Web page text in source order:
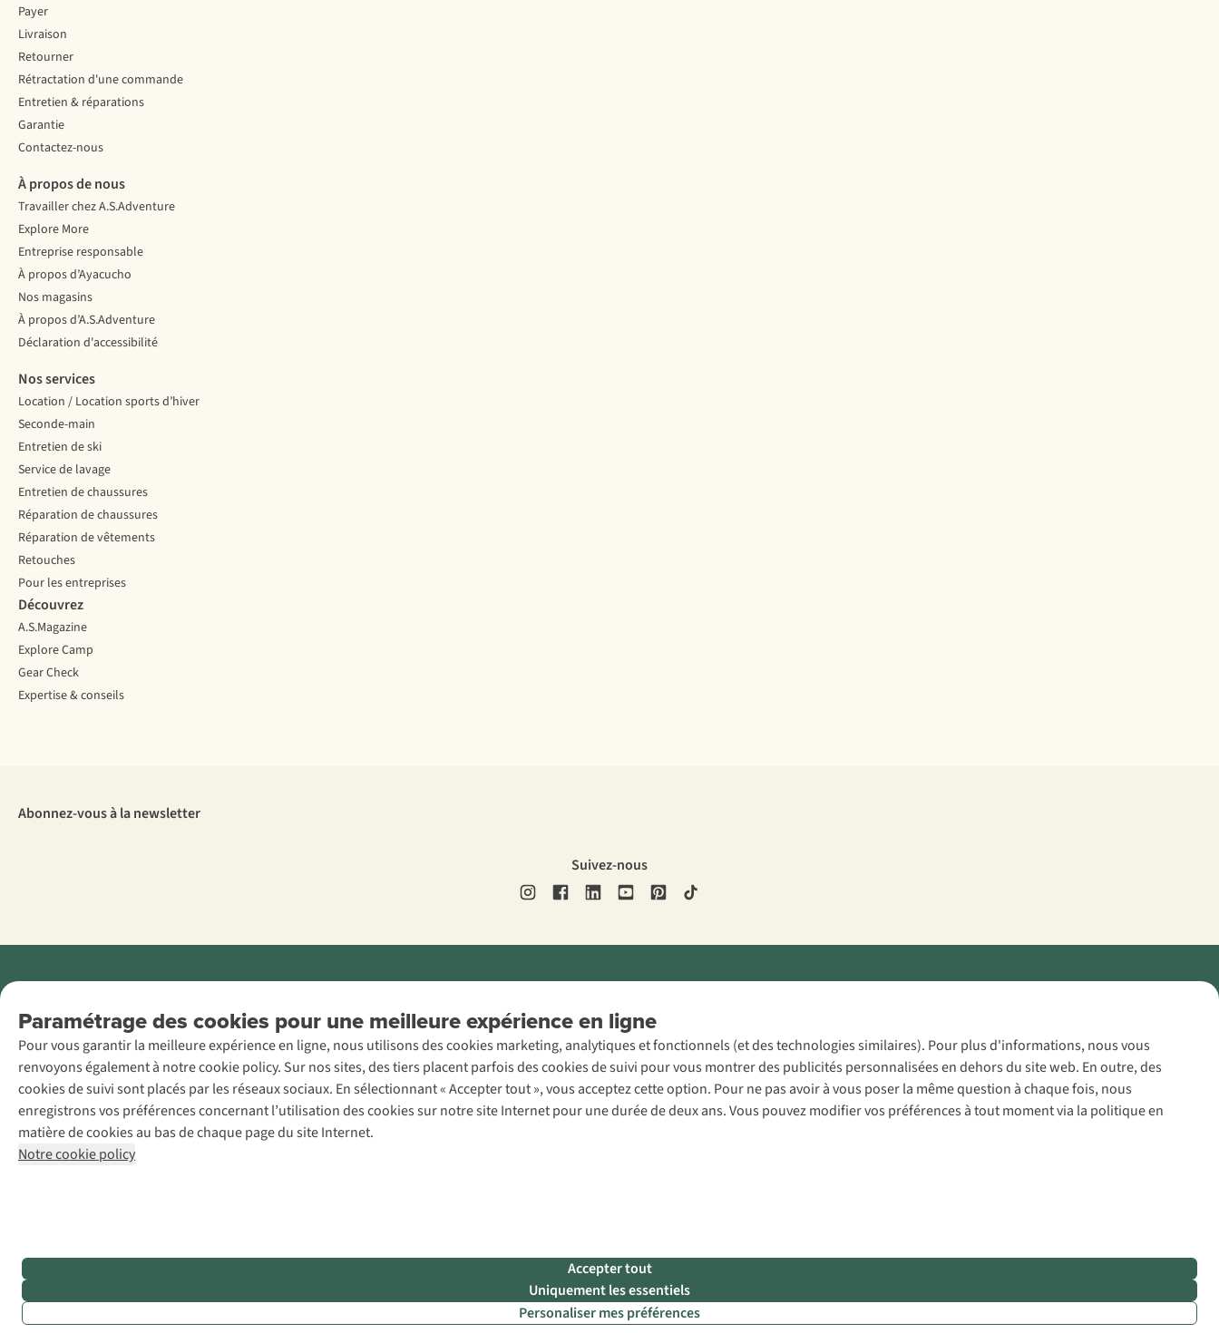
Paramétrage des cookies pour une meilleure expérience en ligne
Pour vous garantir la meilleure expérience en ligne, nous utilisons des cookies marketing, analytiques et fonctionnels (et des technologies similaires). Pour plus d'informations, nous vous
renvoyons également à notre cookie policy. Sur nos sites, des tiers placent parfois des cookies de suivi pour vous montrer des publicités personnalisées en dehors du site web. En outre, des
cookies de suivi sont placés par les réseaux sociaux. En sélectionnant « Accepter tout », vous acceptez cette option. Pour ne pas avoir à vous poser la même question à chaque fois, nous
enregistrons vos préférences concernant l’utilisation des cookies sur notre site Internet pour une durée de deux ans. Vous pouvez modifier vos préférences à tout moment via la politique en
matière de cookies au bas de chaque page du site Internet.
Notre cookie policy
Accepter tout
Uniquement les essentiels
Personaliser mes préférences
Payer
Livraison
Retourner
Rétractation d'une commande
Entretien & réparations
Garantie
Contactez-nous
À propos de nous
Travailler chez A.S.Adventure
Explore More
Entreprise responsable
À propos d’Ayacucho
Nos magasins
À propos d’A.S.Adventure
Déclaration d'accessibilité
Nos services
Location / Location sports d’hiver
Seconde-main
Entretien de ski
Service de lavage
Entretien de chaussures
Réparation de chaussures
Réparation de vêtements
Retouches
Pour les entreprises
Découvrez
A.S.Magazine
Explore Camp
Gear Check
Expertise & conseils
Abonnez-vous à la newsletter
Suivez-nous
AS Adventure
France SAS,
Rue du Vieux
Faubourg 14, F-
59000 Lille
+32 (0)3 828
30 15